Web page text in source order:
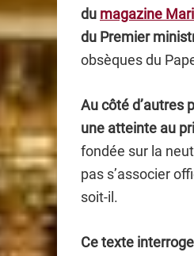
du magazine
du Premier
obsèques du
Au côté d’autres
une atteinte au
fondée sur la
pas s’associer
soit-il.
Ce texte